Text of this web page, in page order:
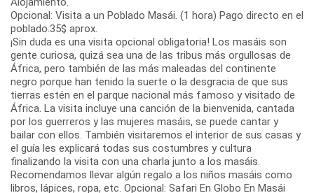
Opcional: Visita a un Poblado Masái. (1 hora) Pago directo en el
poblado.35$ aprox.
¡Sin duda es una visita opcional obligatoria! Los masáis son
gente curiosa, quizá sea una de las tribus más orgullosas de
África, pero también de las más maleadas del continente
negro porque han tenido la suerte o la desgracia de que sus
tierras estén en el parque nacional más famoso y visitado de
África. La visita incluye una canción de la bienvenida, cantada
por los guerreros y las mujeres masáis, se puede cantar y
bailar con ellos. También visitaremos el interior de sus casas y
el guía les explicará todas sus costumbres y cultura
finalizando la visita con una charla junto a los masáis.
Recomendamos llevar algún regalo a los niños masáis como
libros, lápices, ropa, etc. Opcional: Safari En Globo En Masái